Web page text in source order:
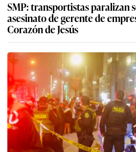
SMP: transportistas paralizan
asesinato de gerente de
Corazón de Jesús